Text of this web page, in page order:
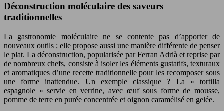
Déconstruction moléculaire des saveurs
traditionnelles
La gastronomie moléculaire ne se contente pas d’apporter de
nouveaux outils ; elle propose aussi une manière différente de penser
le plat. La déconstruction, popularisée par Ferran Adrià et reprise par
de nombreux chefs, consiste à isoler les éléments gustatifs, texturaux
et aromatiques d’une recette traditionnelle pour les recomposer sous
une forme inattendue. Un exemple classique ? La « tortilla
espagnole » servie en verrine, avec œuf sous forme de mousse,
pomme de terre en purée concentrée et oignon caramélisé en gelée.